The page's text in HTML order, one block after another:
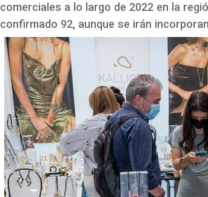
comerciales a lo largo de 2022 en la
confirmado 92, aunque se irán